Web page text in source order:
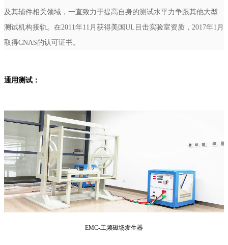
及其辅件相关领域，一直致力于提高自身的测试水平力争跟其他大型
测试机构接轨。在2011年11月获得美国UL目击实验室资质，2017年1月
取得CNAS的认可证书。
通用测试：
EMC-工频磁场发生器